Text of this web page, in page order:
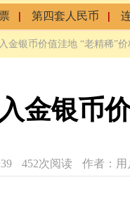
第四套人民币
金银币价值洼地 “老精稀”价
金银币
452次阅读 作者：用